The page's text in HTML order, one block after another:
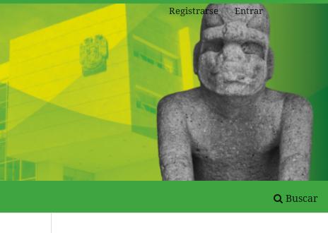
Buscar
Registrarse Entrar